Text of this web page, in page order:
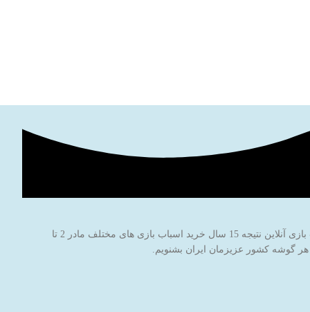
فروشگاه اینترنتی اسباب بازی جادوی پارسی با نام برند جاپاتوی با هدف خاطره سازی برای کودکان عزیز ایران‌زمین شروع به کار کرده است. این فروشگاه اسباب بازی آنلاین نتیجه 15 سال خرید اسباب بازی های مختلف مادر 2 تا
گوشه کشور عزیزمان ایران بشنویم.